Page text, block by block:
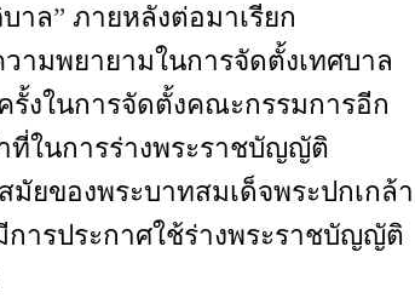
าล” ภายหลังต่อมาเรียก
ามพยายามในการจัดตั้งเทศบาล
รั้งในการจัดตั้งคณะกรรมการอีก
ในการร่างพระราชบัญญัติ
มัยของพระบาทสมเด็จพระปกเกล้า
การประกาศใช้ร่างพระราชบัญญัติ